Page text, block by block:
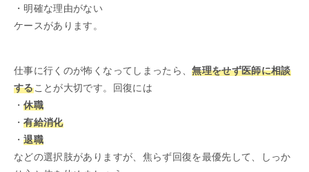
・明確な理由がない
ケースがあります。
仕事に行くのが怖くなってしまったら、無理をせず医師に相談
することが大切です。回復には
・休職
・有給消化
・退職
などの選択肢がありますが、焦らず回復を最優先して、しっか